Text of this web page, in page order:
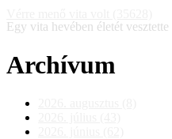
Egy vita hevében életét
Archívum